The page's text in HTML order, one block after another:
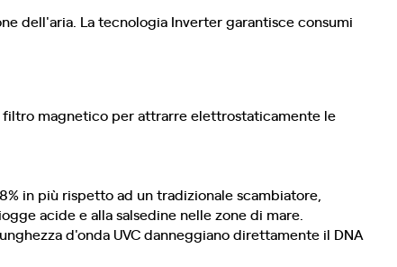
dell'aria. La tecnologia Inverter garantisce consumi
filtro magnetico per attrarre elettrostaticamente le
in più rispetto ad un tradizionale scambiatore,
acide e alla salsedine nelle zone di mare.
d'onda UVC danneggiano direttamente il DNA